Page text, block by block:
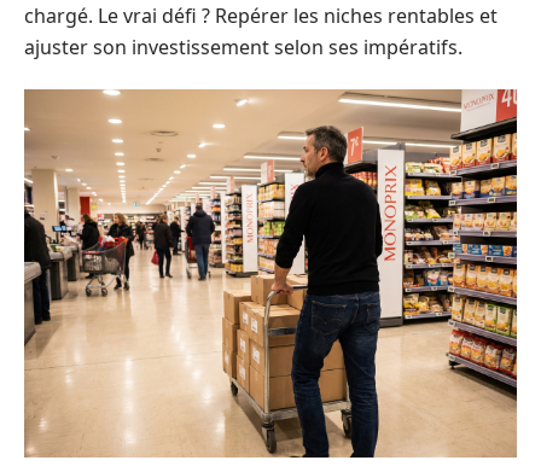
chargé. Le vrai défi ? Repérer les niches rentables et
ajuster son investissement selon ses impératifs.